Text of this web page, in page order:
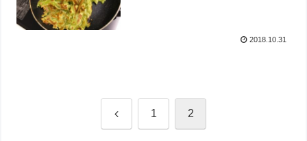
2018.10.31
Previous1 2